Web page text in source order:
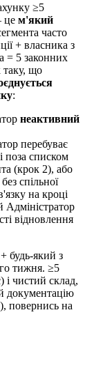
≥5
це м'який
часто
+ власника з
= 5 законних
таку, що
:
неактивний
перебуває
поза списком
(крок 2), або
без спільної
на кроці
відновлення
будь-який з
тижня. ≥5
і чистий склад,
документацію
повернись на